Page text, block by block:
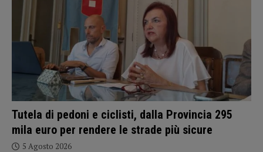
Tutela di pedoni e ciclisti, dalla Provincia 295
mila euro per rendere le strade più sicure
5 Agosto 2026